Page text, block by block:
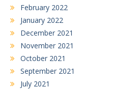
February 2022
January 2022
December 2021
November 2021
October 2021
September 2021
July 2021